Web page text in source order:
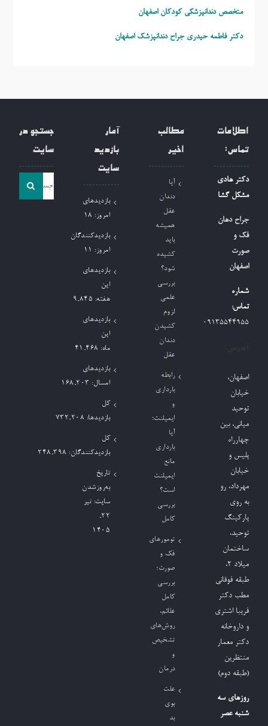
متخصص دندانپزشکی کودکان اصفهان
دکتر فاطمه حیدری جراح دندانپزشک اصفهان
اطلاعات
تماس:
دکتر هادی
مشکل گشا
جراح دهان
فک و
صورت
اصفهان
شماره
تماس:
09135544955
اصفهان،
خیابان
توحید
میانی، بین
چهارراه
پلیس و
خیابان
مهرداد، رو
به روی
پارکینگ
توحید،
ساختمان
میلاد ٢،
طبقه فوقانی
مطب دکتر
فریبا اشتری
و داروخانه
دکتر معمار
منتظرین
(طبقه دوم)
روزهای سه
شنبه عصر
مطالب
اخیر
آیا
دندان
عقل
همیشه
باید
کشیده
شود؟
بررسی
علمی
لزوم
کشیدن
دندان
عقل
رابطه
بارداری
و
ایمپلنت؛
آیا
بارداری
مانع
ایمپلنت
است؟
بررسی
کامل
تومورهای
فک و
صورت؛
بررسی
کامل
علائم،
روش‌های
تشخیص
و
درمان
علت
بوی
بد
آمار
بازدید
سایت
بازدیدهای
امروز: 18
بازدیدکنندگان
امروز: 11
بازدیدهای
این
هفته: 9,845
بازدیدهای
این
ماه: 41,468
بازدیدهای
امسال: 168,203
کل
بازدیدها: 732,208
کل
بازدیدکنند‌گان: 248,398
تاریخ
به‌روزشدن
سایت: تیر
۲۲,
۱۴۰۵
جستجو در
سایت